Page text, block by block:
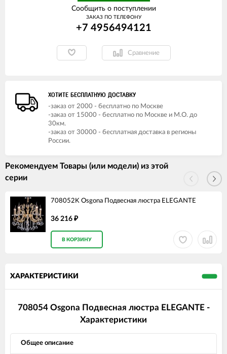
Сообщить о поступлении
ЗАКАЗ ПО ТЕЛЕФОНУ
+7 4956494121
Сравнение
ХОТИТЕ БЕСПЛАТНУЮ ДОСТАВКУ
-заказ от 2000 - бесплатно по Москве
-заказ от 15000 - бесплатно по Москве и М.О. до
30км.
-заказ от 30000 - бесплатная доставка в регионы
России.
Рекомендуем Товары (или модели) из этой
серии
708052K Osgona Подвесная люстра ELEGANTE
36 216 ₽
В КОРЗИНУ
ХАРАКТЕРИСТИКИ
708054 Osgona Подвесная люстра ELEGANTE -
Характеристики
Общее описание